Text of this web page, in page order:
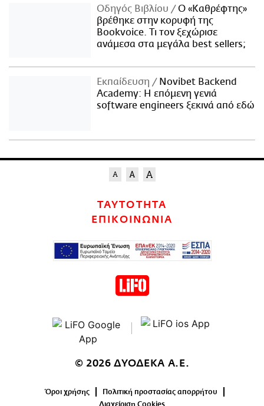
Οδηγός Βιβλίου
Ο «Καθρέφτης»
βρέθηκε στην κορυφή της
Bookvoice. Τι τον ξεχώρισε
ανάμεσα στα μεγάλα best sellers;
Εκπαίδευση
Novibet Backend
Academy: Η επόμενη γενιά
software engineers ξεκινά από εδώ
ΤΑΥΤΟΤΗΤΑ
ΕΠΙΚΟΙΝΩΝΙΑ
© 2026 ΔΥΟΔΕΚΑ Α.Ε.
Όροι χρήσης
Πολιτική προστασίας απορρήτου
Διαχείριση Cookies